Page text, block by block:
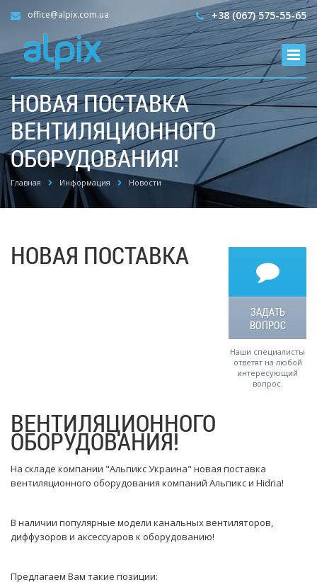
+38 (067) 575-55-65
office@alpix.com.ua
НОВАЯ ПОСТАВКА
ВЕНТИЛЯЦИОННОГО
ОБОРУДОВАНИЯ!
Главная Информация Новости
ЗАДАТЬ
ВОПРОС
Наши специалисты
ответят на любой
интересующий
вопрос.
НОВАЯ ПОСТАВКА
ВЕНТИЛЯЦИОННОГО
ОБОРУДОВАНИЯ!
На складе компании "Альпикс Украина" новая поставка
вентиляционного оборудования компаний Альпикс и Hidria!
В наличии популярные модели канальных вентиляторов,
диффузоров и аксессуаров к оборудованию!
Предлагаем Вам такие позиции: